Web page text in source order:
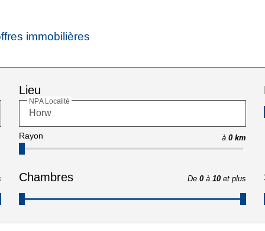
immobilières
Lieu
NPA Localité
Rayon à 0 km
Chambres De 0 à 10 et plus